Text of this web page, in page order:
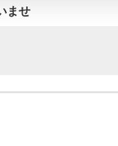
ませ